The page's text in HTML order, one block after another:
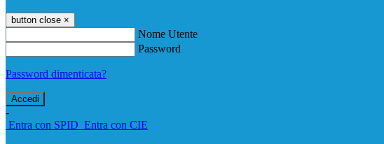
button close ×
Nome Utente
Password
Password dimenticata?
-
Entra con SPID Entra con CIE